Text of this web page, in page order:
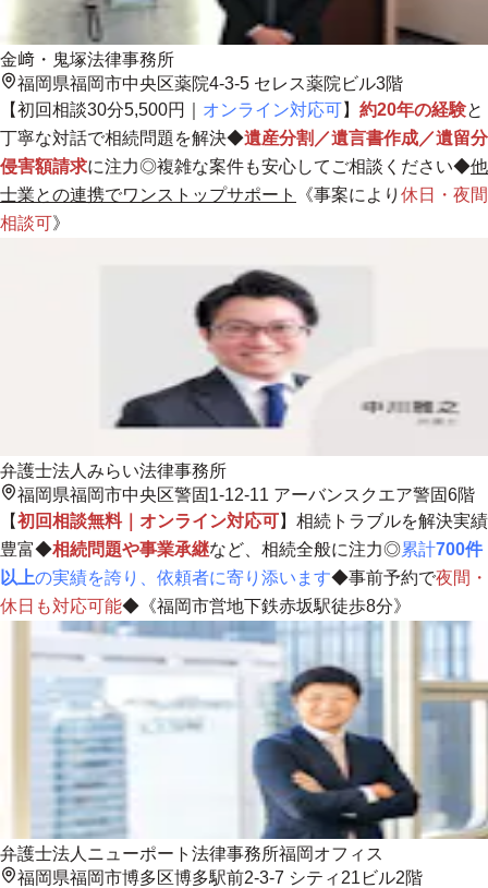
金﨑・鬼塚法律事務所
福岡県福岡市中央区薬院4-3-5 セレス薬院ビル3階
【初回相談30分5,500円｜ オンライン対応可】 約20年の経験と
丁寧な対話で相続問題を解決◆遺産分割／遺言書作成／遺留分
侵害額請求に注力◎複雑な案件も安心してご相談ください◆他
士業との連携でワンストップサポート
《事案により 休日・夜間
相談可》
弁護士法人みらい法律事務所
福岡県福岡市中央区警固1-12-11 アーバンスクエア警固6階
【初回相談無料｜オンライン対応可】相続トラブルを解決実績
豊富◆相続問題や事業承継など、相続全般に注力◎累計700件
以上の実績を誇り、依頼者に寄り添います◆事前予約で夜間・
休日も対応可能◆《福岡市営地下鉄赤坂駅徒歩8分》
弁護士法人ニューポート法律事務所福岡オフィス
福岡県福岡市博多区博多駅前2-3-7 シティ21ビル2階